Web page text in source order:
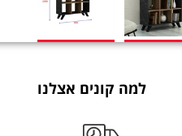
למה קונים אצלנו